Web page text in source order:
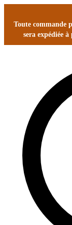
Toute commande
sera expédiée